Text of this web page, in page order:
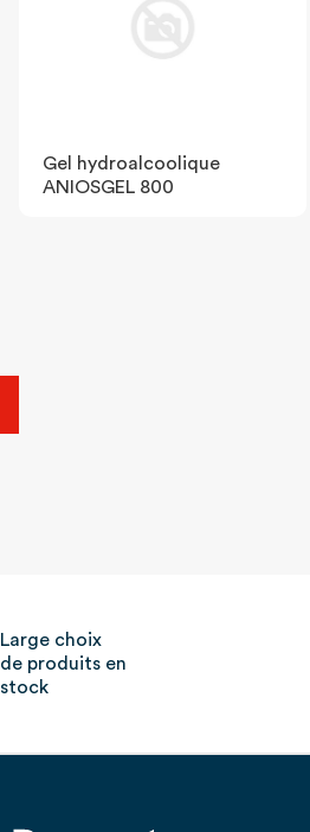
Gel hydroalcoolique
ANIOSGEL 800
Large choix
de produits en
stock